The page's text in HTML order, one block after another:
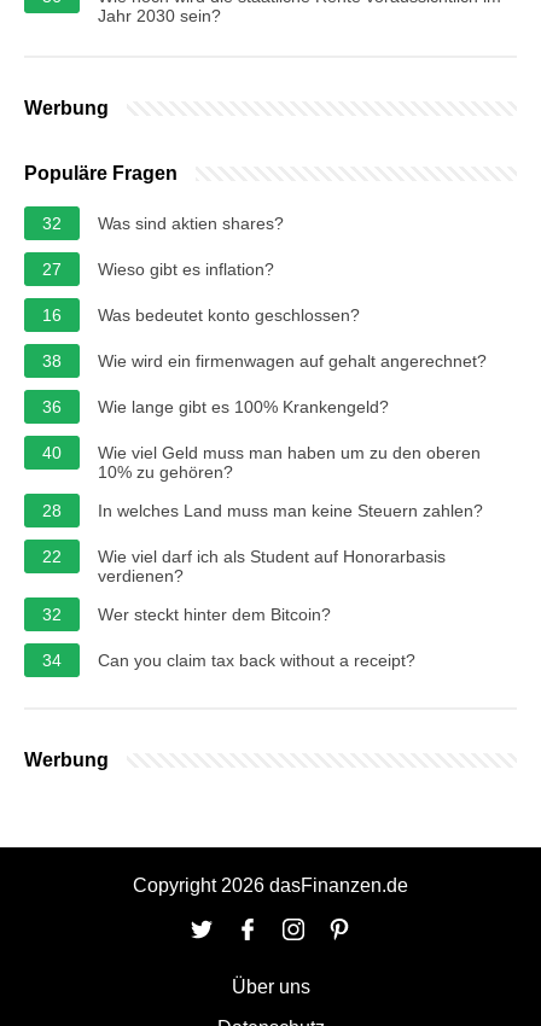
Jahr 2030 sein?
Werbung
Populäre Fragen
32 Was sind aktien shares?
27 Wieso gibt es inflation?
16 Was bedeutet konto geschlossen?
38 Wie wird ein firmenwagen auf gehalt angerechnet?
36 Wie lange gibt es 100% Krankengeld?
40
Wie viel Geld muss man haben um zu den oberen
10% zu gehören?
28
In welches Land muss man keine Steuern zahlen?
22
Wie viel darf ich als Student auf Honorarbasis
verdienen?
32
Wer steckt hinter dem Bitcoin?
34 Can you claim tax back without a receipt?
Werbung
Copyright 2026 dasFinanzen.de
Über uns